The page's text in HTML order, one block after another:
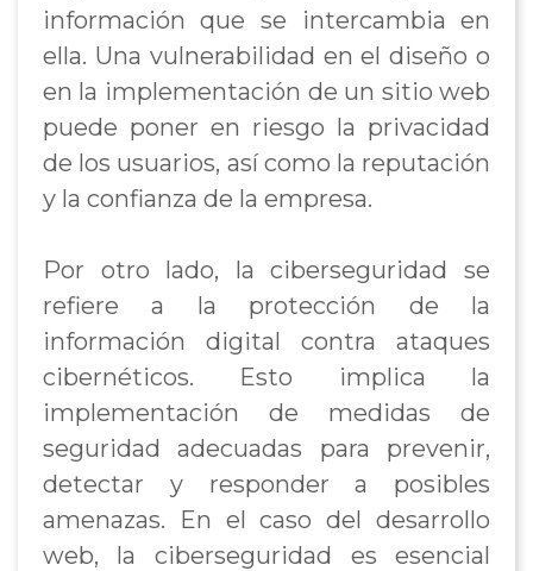
información que se intercambia en
ella. Una vulnerabilidad en el diseño o
en la implementación de un sitio web
puede poner en riesgo la privacidad
de los usuarios, así como la reputación
y la confianza de la empresa.
Por otro lado, la ciberseguridad se
refiere a la protección de la
información digital contra ataques
cibernéticos. Esto implica la
implementación de medidas de
seguridad adecuadas para prevenir,
detectar y responder a posibles
amenazas. En el caso del desarrollo
web, la ciberseguridad es esencial